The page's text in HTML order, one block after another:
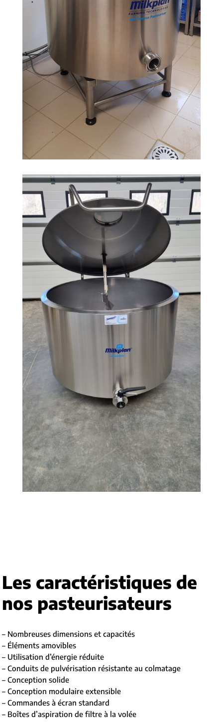
Les caractéristiques de
nos pasteurisateurs
– Nombreuses dimensions et capacités
– Éléments amovibles
– Utilisation d’énergie réduite
– Conduits de pulvérisation résistante au colmatage
– Conception solide
– Conception modulaire extensible
– Commandes à écran standard
– Boîtes d’aspiration de filtre à la volée